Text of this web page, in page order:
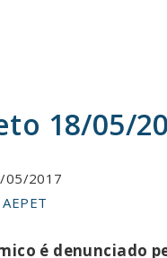
18/05/
05/2017
é denunciado